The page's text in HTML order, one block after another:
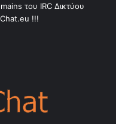
του IRC Δικτύου
!!!